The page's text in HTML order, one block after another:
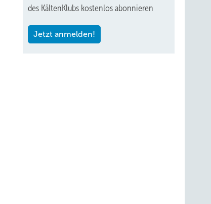
des KältenKlubs kostenlos abonnieren
Jetzt anmelden!